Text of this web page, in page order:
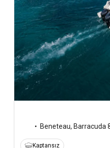
Beneteau, Barracuda
Kaptansız